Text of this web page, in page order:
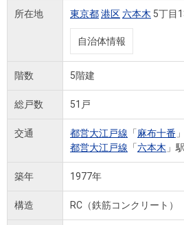
所在地 東京都港区六本木 5丁目
自治体情報
階数 5階建
総戸数 51戸
交通 都営大江戸線 「麻布十番
都営大江戸線 「六本木 」
築年 1977年
構造 RC（鉄筋コンクリート）